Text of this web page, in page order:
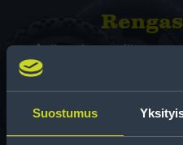
Suostumus
Auttaa sinua